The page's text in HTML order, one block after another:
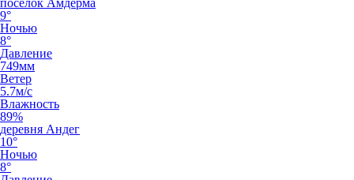
посёлок Амдерма
9°
Ночью
8°
Давление
749мм
Ветер
5.7м/с
Влажность
89%
деревня Андег
10°
Ночью
8°